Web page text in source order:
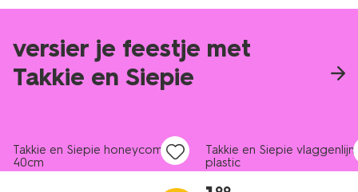
versier je feestje met
Takkie en Siepie
Takkie en Siepie honeycomb
40cm
Takkie en Siepie vlaggenlijn
plastic